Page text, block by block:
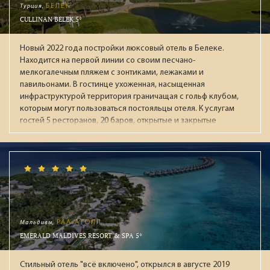
Турция,БЕЛЕК
CULLINAN BELEK 5*
Новый 2022 года постройки люксовый отель в Белеке.
Находится на первой линии со своим песчано-
мелкогалечным пляжем с зонтиками, лежаками и
павильонами. В гостинце ухоженная, насыщенная
инфраструктурой территория граничащая с гольф клубом,
которым могут пользоваться постояльцы отеля. К услугам
гостей 5 ресторанов, 20 баров, открытые и закрытые
бассейны (в т.ч. с подогревом зимой), аквапарк с 13
воднымии горками, СПА-центр, тренажёрный зал, детская
зона (Kids & Junior Club), круглосуточный зал ожидания при
раннем заезде / позднем выезде. В течении дня работает
анимационная команда, а по вечерам проходят
театрализованные представления с приглашенными
артистами. В "Ультра Всё включено" входят брендовые
напитки мировых производителей: виски, коньяки,
мартини, водка, джины, ромы и ликеры. На пляже целый
день мороженное, вафли, фрукты. За номерами
взыскательной публики.
Мальдивы,РАА АТОЛЛ
EMERALD MALDIVES RESORT & SPA 5*
Стильный отель "всё включено", открылся в августе 2019